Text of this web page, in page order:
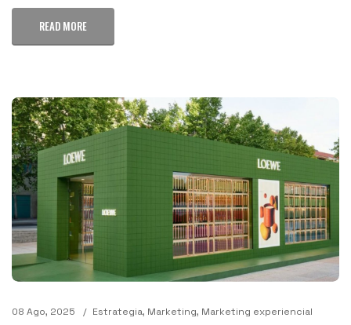
READ MORE
08 Ago, 2025 Estrategia, Marketing, Marketing experiencial